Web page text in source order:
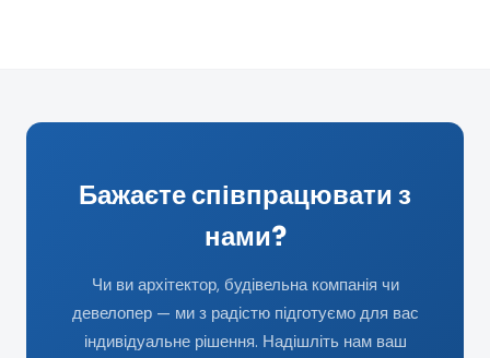
Бажаєте співпрацювати з
нами?
Чи ви архітектор, будівельна компанія чи
девелопер — ми з радістю підготуємо для вас
індивідуальне рішення. Надішліть нам ваш